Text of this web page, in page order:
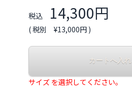
税込 14,300円
( 税別 ¥13,000円 )
サイズ を選択してください。